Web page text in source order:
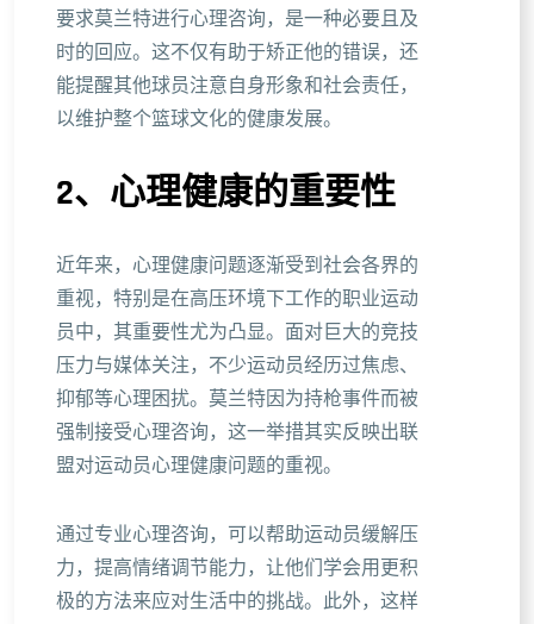
要求莫兰特进行心理咨询，是一种必要且及
时的回应。这不仅有助于矫正他的错误，还
能提醒其他球员注意自身形象和社会责任，
以维护整个篮球文化的健康发展。
2、心理健康的重要性
近年来，心理健康问题逐渐受到社会各界的
重视，特别是在高压环境下工作的职业运动
员中，其重要性尤为凸显。面对巨大的竞技
压力与媒体关注，不少运动员经历过焦虑、
抑郁等心理困扰。莫兰特因为持枪事件而被
强制接受心理咨询，这一举措其实反映出联
盟对运动员心理健康问题的重视。
通过专业心理咨询，可以帮助运动员缓解压
力，提高情绪调节能力，让他们学会用更积
极的方法来应对生活中的挑战。此外，这样